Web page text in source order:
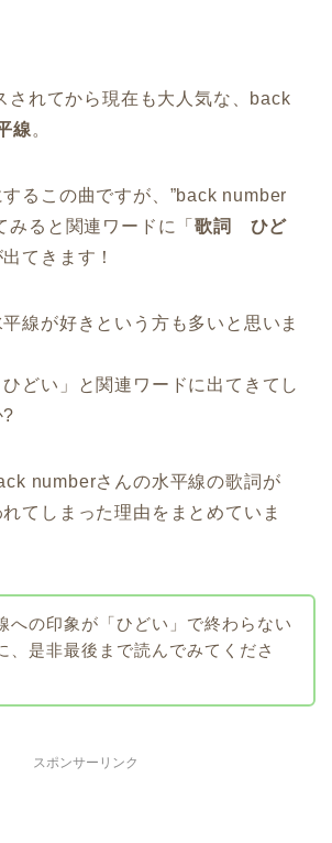
されてから現在も大人気な、back
線 。
するこの曲ですが、”back number
みると関連ワードに「歌詞
ひど
てきます！
線が好きという方も多いと思いま
どい」と関連ワードに出てきてし
?
numberさんの水平線の歌詞が
れてしまった理由をまとめていま
への印象が「ひどい」で終わらない
、是非最後まで読んでみてくださ
スポンサーリンク